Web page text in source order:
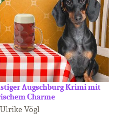
Augschburg Krimi mit
Charme
Ulrike Vögl